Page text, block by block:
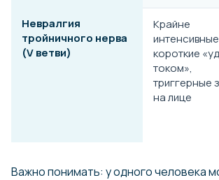
Невралгия
тройничного нерва
(V ветви)
Крайне
интенсивные
короткие
током»,
триггерные
на лице
Важно понимать: у одного человека